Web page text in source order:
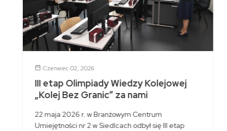
Czerwiec 02, 2026
III etap Olimpiady Wiedzy Kolejowej
„Kolej Bez Granic” za nami
22 maja 2026 r. w Branżowym Centrum
Umiejętności nr 2 w Siedlcach odbył się III etap